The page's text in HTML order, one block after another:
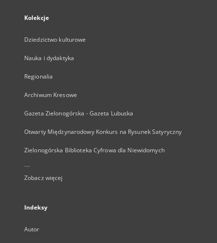
Kolekcje
Dziedzictwo kulturowe
Nauka i dydaktyka
Regionalia
Archiwum Kresowe
Gazeta Zielonogórska - Gazeta Lubuska
Otwarty Międzynarodowy Konkurs na Rysunek Satyryczny
Zielonogórska Biblioteka Cyfrowa dla Niewidomych
...
Zobacz więcej
Indeksy
Autor